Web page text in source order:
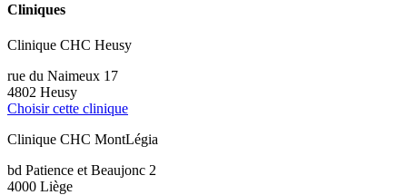
Cliniques
Clinique CHC Heusy
rue du Naimeux 17
4802 Heusy
Choisir cette clinique
Clinique CHC MontLégia
bd Patience et Beaujonc 2
4000 Liège